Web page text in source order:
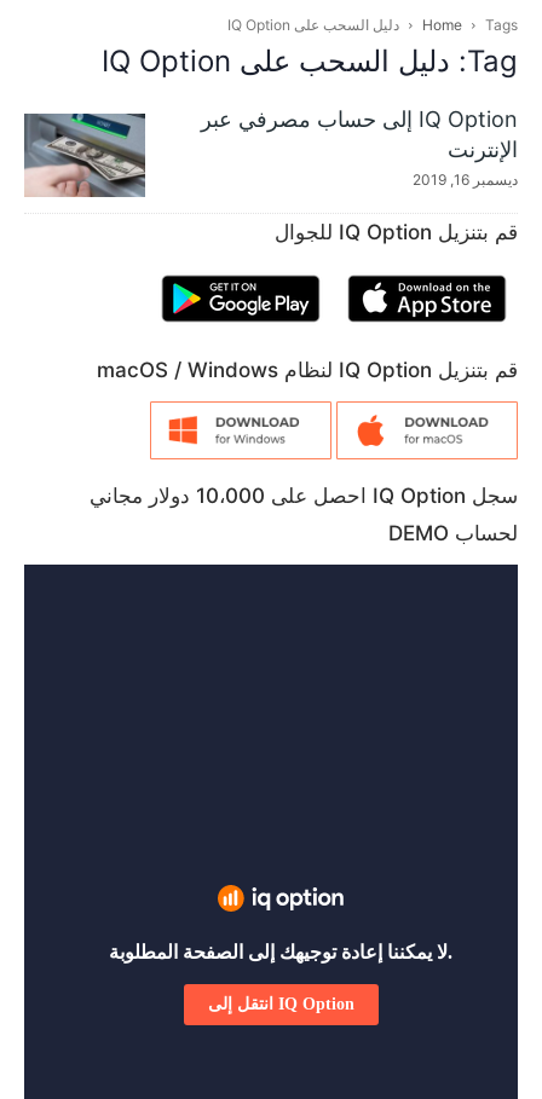
Home Tags دليل السحب على IQ Option
Tag: دليل السحب على IQ Option
IQ Option إلى حساب مصرفي عبر
الإنترنت
ديسمبر 16, 2019
قم بتنزيل IQ Option للجوال
قم بتنزيل IQ Option لنظام macOS / Windows
سجل IQ Option احصل على 10،000 دولار مجاني
لحساب DEMO